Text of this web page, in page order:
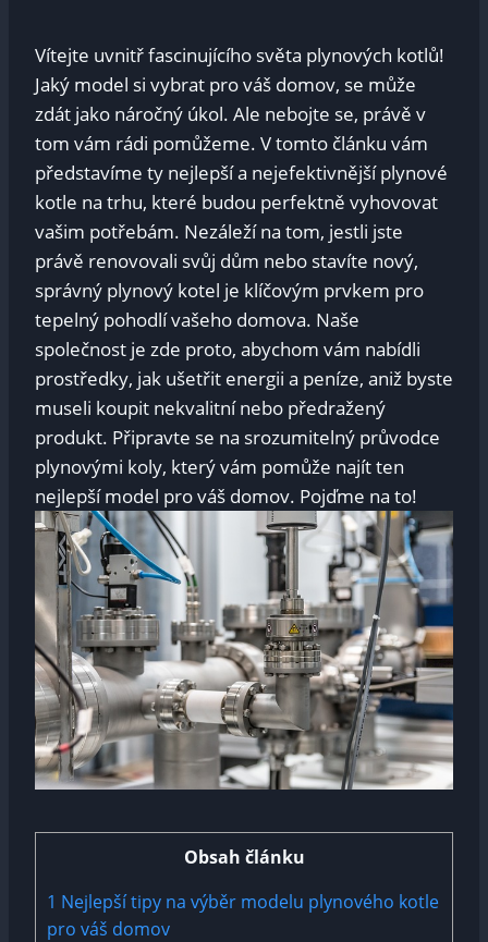
Vítejte uvnitř fascinujícího světa plynových kotlů!
Jaký model si vybrat pro váš domov, se může
zdát jako náročný úkol. Ale nebojte se, právě v
tom vám rádi pomůžeme. V tomto článku vám
představíme ty nejlepší a nejefektivnější plynové
kotle na trhu, které budou perfektně vyhovovat
vašim potřebám. Nezáleží na tom, jestli jste
právě renovovali svůj dům nebo stavíte nový,
správný plynový kotel je klíčovým prvkem pro
tepelný pohodlí vašeho domova. Naše
společnost je zde proto, abychom vám nabídli
prostředky, jak ušetřit energii a peníze, aniž byste
museli koupit nekvalitní nebo předražený
produkt. Připravte se na srozumitelný průvodce
plynovými koly, který vám pomůže najít ten
nejlepší model pro váš domov. Pojďme na to!
Obsah článku
1 Nejlepší tipy na výběr modelu plynového kotle
pro váš domov